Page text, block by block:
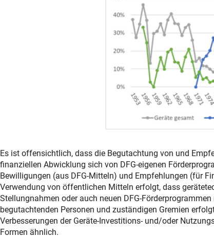
Es ist offensichtlich, dass die Begutachtung von und
finanziellen Abwicklung sich von DFG-eigenen
Bewilligungen (aus DFG-Mitteln) und Empfehlungen (für
Verwendung von öffentlichen Mitteln erfolgt, dass
Stellungnahmen oder auch neuen DFG-
begutachtenden Personen und zuständigen Gremien
Verbesserungen der Geräte-Investitions- und/oder
Formen ähnlich.